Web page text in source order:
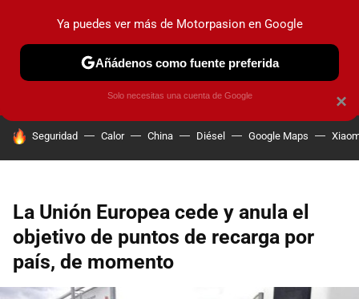
PRUEBAS COCHES ELÉCTRICOS OBSERVATORIO
HOY SE HABLA DE
Seguridad Calor China Diésel Google Maps
La Unión Europea cede y anula el
objetivo de puntos de recarga por
país, de momento
×
Ya puedes ver más de Motorpasion en Google
Añádenos como fuente preferida
Solo necesitas una cuenta de Google